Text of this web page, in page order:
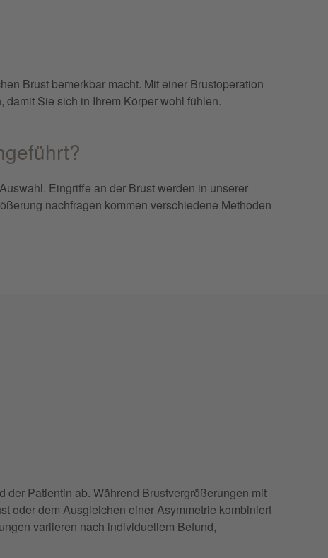
Brust bemerkbar macht. Mit einer Brustoperation
Sie sich in Ihrem Körper wohl fühlen.
Eingriffe an der Brust werden in unserer
nachfragen kommen verschiedene Methoden
Patientin ab. Während Brustvergrößerungen mit
oder dem Ausgleichen einer Asymmetrie kombiniert
variieren nach individuellem Befund,